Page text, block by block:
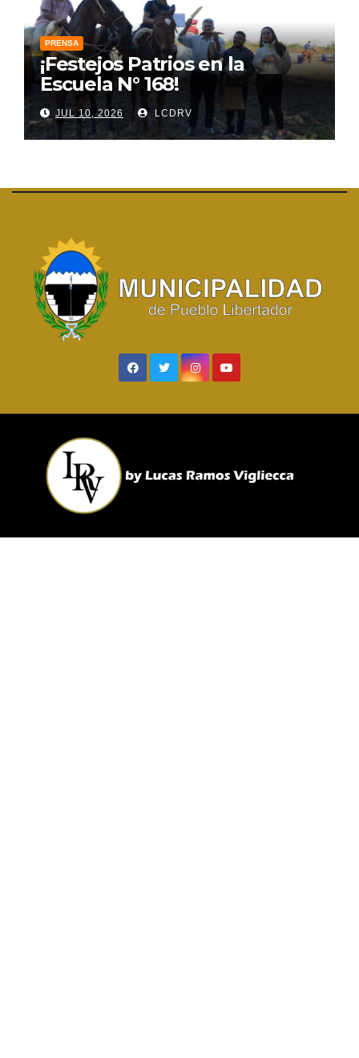
PRENSA
¡Festejos Patrios en la
Escuela N° 168!
JUL 10, 2026 LCDRV